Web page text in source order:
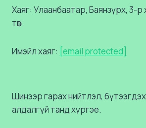
Хаяг: Улаанбаатар, Баянзүрх, 3-
төв
Имэйл хаяг: [email protected]
Шинээр гарах нийтлэл,
алдалгүй танд хүргэе.